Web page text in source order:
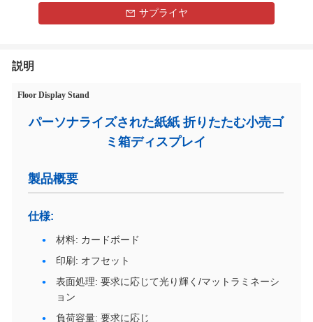
サプライヤ
説明
Floor Display Stand
パーソナライズされた紙紙 折りたたむ小売ゴ
ミ箱ディスプレイ
製品概要
仕様:
材料: カードボード
印刷: オフセット
表面処理: 要求に応じて光り輝く/マットラミネーシ
ョン
負荷容量: 要求に応じ